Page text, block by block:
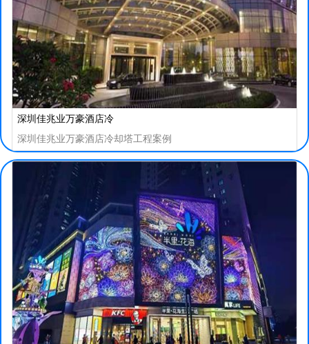
深圳佳兆业万豪酒店冷
深圳佳兆业万豪酒店冷却塔工程案例